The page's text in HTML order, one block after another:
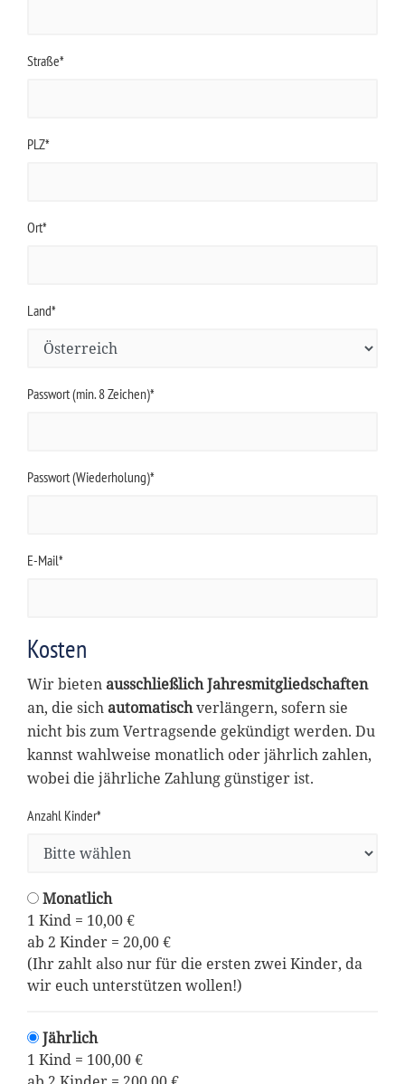
Straße*
PLZ*
Ort*
Land*
Passwort (min. 8 Zeichen)*
Passwort (Wiederholung)*
E-Mail*
Kosten
Wir bietenausschließlich Jahresmitgliedschaften
an, die sichautomatischverlängern, sofern sie
nicht bis zum Vertragsende gekündigt werden. Du
kannst wahlweise monatlich oder jährlich zahlen,
wobei die jährliche Zahlung günstiger ist.
Anzahl Kinder*
Monatlich
1 Kind = 10,00 €
ab 2 Kinder = 20,00 €
(Ihr zahlt also nur für die ersten zwei Kinder, da
wir euch unterstützen wollen!)
Jährlich
1 Kind = 100,00 €